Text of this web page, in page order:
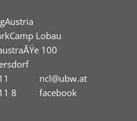
Lobau
100
ncl@ubw.at
8
facebook